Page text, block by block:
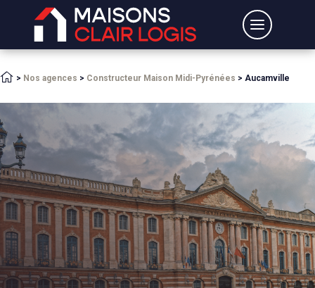
> Nos agences > Constructeur Maison Midi-Pyrénées > Aucamville